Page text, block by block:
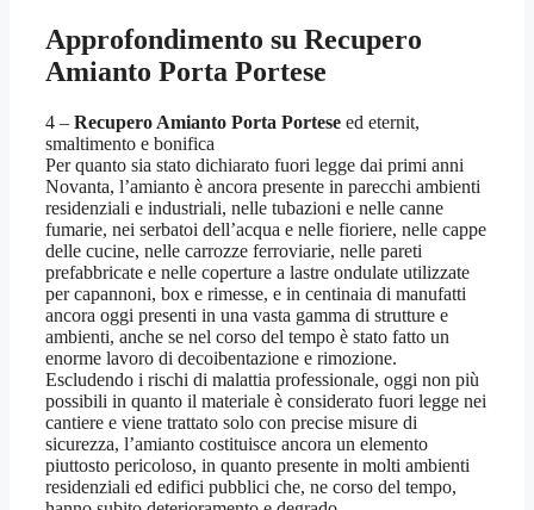
Approfondimento su Recupero
Amianto Porta Portese
4 – Recupero Amianto Porta Portese ed eternit,
smaltimento e bonifica
Per quanto sia stato dichiarato fuori legge dai primi anni
Novanta, l’amianto è ancora presente in parecchi ambienti
residenziali e industriali, nelle tubazioni e nelle canne
fumarie, nei serbatoi dell’acqua e nelle fioriere, nelle cappe
delle cucine, nelle carrozze ferroviarie, nelle pareti
prefabbricate e nelle coperture a lastre ondulate utilizzate
per capannoni, box e rimesse, e in centinaia di manufatti
ancora oggi presenti in una vasta gamma di strutture e
ambienti, anche se nel corso del tempo è stato fatto un
enorme lavoro di decoibentazione e rimozione.
Escludendo i rischi di malattia professionale, oggi non più
possibili in quanto il materiale è considerato fuori legge nei
cantiere e viene trattato solo con precise misure di
sicurezza, l’amianto costituisce ancora un elemento
piuttosto pericoloso, in quanto presente in molti ambienti
residenziali ed edifici pubblici che, ne corso del tempo,